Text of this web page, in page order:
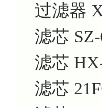
过滤器
滤芯
滤芯
滤芯